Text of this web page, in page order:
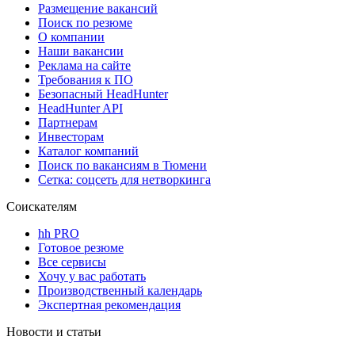
Размещение вакансий
Поиск по резюме
О компании
Наши вакансии
Реклама на сайте
Требования к ПО
Безопасный HeadHunter
HeadHunter API
Партнерам
Инвесторам
Каталог компаний
Поиск по вакансиям в Тюмени
Сетка: соцсеть для нетворкинга
Соискателям
hh PRO
Готовое резюме
Все сервисы
Хочу у вас работать
Производственный календарь
Экспертная рекомендация
Новости и статьи